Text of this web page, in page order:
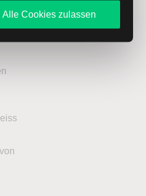
Alle Cookies zulassen